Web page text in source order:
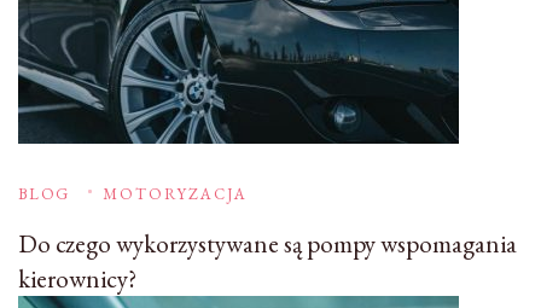
BLOG MOTORYZACJA
Do czego wykorzystywane są pompy wspomagania
kierownicy?